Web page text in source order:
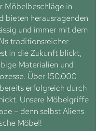
Möbelbeschläge in
bieten herausragenden
und immer mit dem
traditionsreicher
in die Zukunft blickt,
Materialien und
Über 150.000
erfolgreich durch
Unsere Möbelgriffe
– denn selbst Aliens
Möbel!